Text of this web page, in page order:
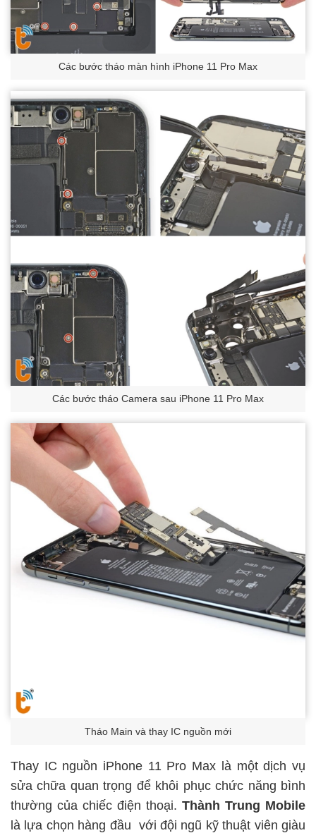
Các bước tháo màn hình iPhone 11 Pro Max
Các bước tháo Camera sau iPhone 11 Pro Max
Tháo Main và thay IC nguồn mới
Thay IC nguồn iPhone 11 Pro Max là một dịch vụ
sửa chữa quan trọng để khôi phục chức năng bình
thường của chiếc điện thoại. Thành Trung Mobile
là lựa chọn hàng đầu với đội ngũ kỹ thuật viên giàu